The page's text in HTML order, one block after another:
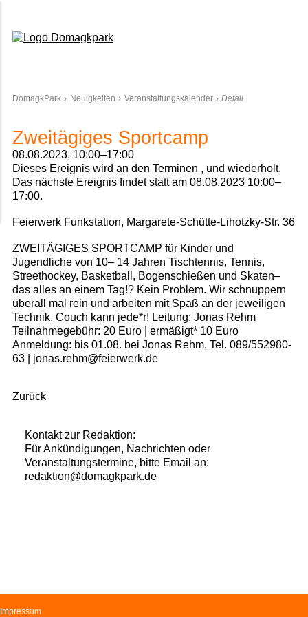
DomagkPark Neuigkeiten Veranstaltungskalender Detail
Zweitägiges Sportcamp
08.08.2023, 10:00–17:00
Dieses Ereignis wird an den Terminen , und wiederholt.
Das nächste Ereignis findet statt am 08.08.2023 10:00–
17:00.
Feierwerk Funkstation, Margarete-Schütte-Lihotzky-Str. 36
ZWEITÄGIGES SPORTCAMP für Kinder und
Jugendliche von 10– 14 Jahren Tischtennis, Tennis,
Streethockey, Basketball, Bogenschießen und Skaten–
das alles an einem Tag!? Kein Problem. Wir schnuppern
überall mal rein und arbeiten mit Spaß an der jeweiligen
Technik. Couch kann jede*r! Leitung: Jonas Rehm
Teilnahmegebühr: 20 Euro | ermäßigt* 10 Euro
Anmeldung: bis 01.08. bei Jonas Rehm, Tel. 089/552980-
63 | jonas.rehm@feierwerk.de
Zurück
Kontakt zur Redaktion:
Für Ankündigungen, Nachrichten oder
Veranstaltungstermine, bitte Email an:
redaktion@domagkpark.de
Navigation
Impressum